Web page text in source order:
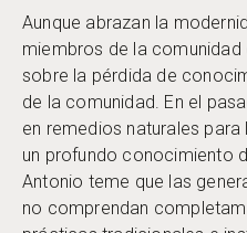
Aunque abrazan la
miembros de la
sobre la pérdida de
de la comunidad. En el
en remedios naturales
un profundo conocimiento
Antonio teme que las
no comprendan